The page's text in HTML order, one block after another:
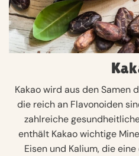
Kakao wird aus den Samen
die reich an Flavonoiden
zahlreiche
enthält Kakao wichtige
Eisen und Kalium, die